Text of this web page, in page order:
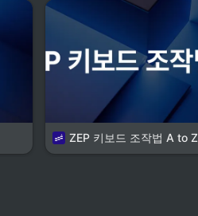
ZEP 키보드 조작법 A to Z